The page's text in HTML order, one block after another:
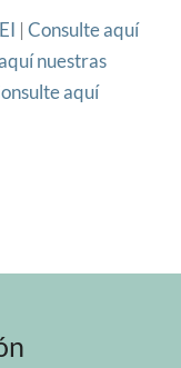
| Consulte aquí
nuestras
aquí